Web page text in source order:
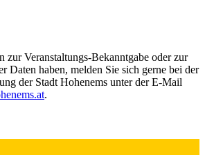
zur Veranstaltungs-Bekanntgabe oder zur
Daten haben, melden Sie sich gerne bei der
der Stadt Hohenems unter der E-Mail
.